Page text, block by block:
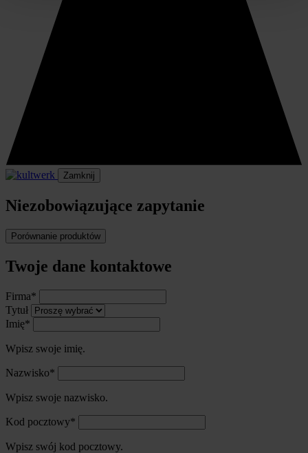
Zamknij
Niezobowiązujące zapytanie
Porównanie produktów
Twoje dane kontaktowe
Firma*
Tytuł
Imię*
Wpisz swoje imię.
Nazwisko*
Wpisz swoje nazwisko.
Kod pocztowy*
Wpisz swój kod pocztowy.